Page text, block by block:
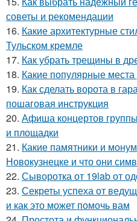
советы и рекомендации
16. Какие архитектурные
Тульском кремле
17. Как убрать трещины в
18. Какие популярные
19. Как сделать ворота в
пошаговая инструкция
20. Афиша концертов
и площадки
21. Какие памятники и
Новокузнецке и что они
22. Сыворотка от 19lab от
23. Секреты успеха от
и как это может помочь вам